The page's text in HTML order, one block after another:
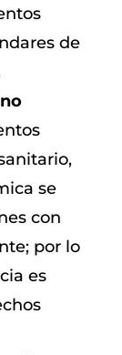
de
se
con
por lo
es